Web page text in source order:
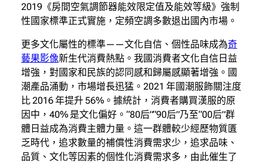
2019《房間空氣調節器能效限定值及能效等級》強制
性國家標準正式實施，定頻空調多數退出國內市場。
更多文化屬性的標準——文化自信、個性品味成為奇
藝果影像新生代消費熱點。我國消費者文化自信日益
增強，對國家和民族的認同感和歸屬感顯著增強。國
潮產品涌動，市場增長迅猛。2021 年國潮服飾關注度
比 2016 年提升 56%。據統計，消費者購買漢服的原
因中，40% 是文化偏好。“80后”“90后”乃至“00后”群
體日益成為消費主體力量。這一群體較少經歷物質匱
乏時代，追求數量的補償性消費需求少，追求品味、
品質、文化等因素的個性化消費需求多，由此催生了